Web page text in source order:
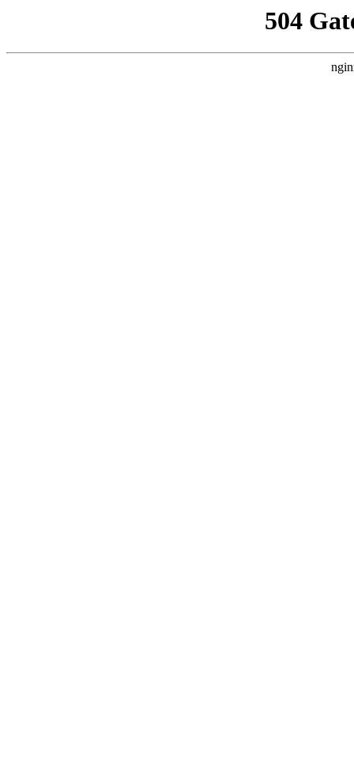
504